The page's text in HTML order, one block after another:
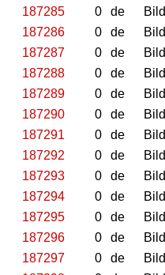
187285
0 de Bild
187286
0 de Bild
187287
0 de Bild
187288
0 de Bild
187289
0 de Bild
187290
0 de Bild
187291
0 de Bild
187292
0 de Bild
187293
0 de Bild
187294
0 de Bild
187295
0 de Bild
187296
0 de Bild
187297
0 de Bild